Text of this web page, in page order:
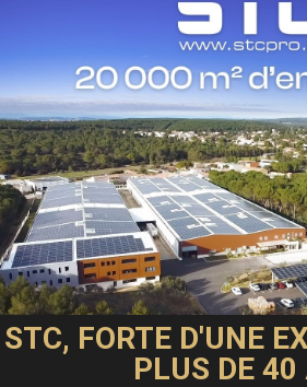
STC, FORTE D'UNE
PLUS DE 40